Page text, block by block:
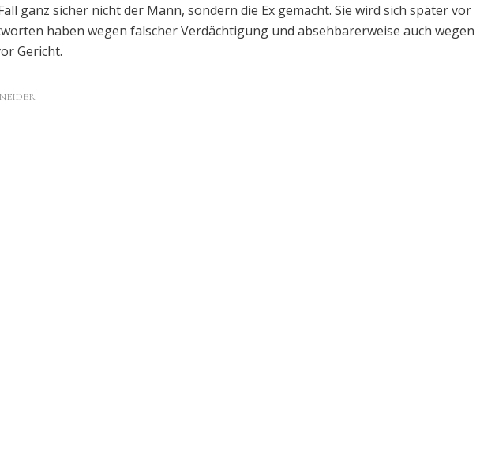
ganz sicher nicht der Mann, sondern die Ex gemacht. Sie wird sich später vor
haben wegen falscher Verdächtigung und absehbarerweise auch wegen
Gericht.